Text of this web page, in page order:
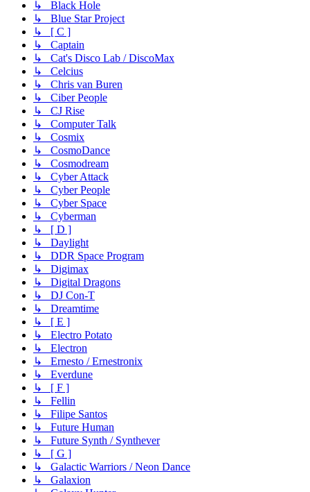
↳ Black Hole
↳ Blue Star Project
↳ [ C ]
↳ Captain
↳ Cat's Disco Lab / DiscoMax
↳ Celcius
↳ Chris van Buren
↳ Ciber People
↳ CJ Rise
↳ Computer Talk
↳ Cosmix
↳ CosmoDance
↳ Cosmodream
↳ Cyber Attack
↳ Cyber People
↳ Cyber Space
↳ Cyberman
↳ [ D ]
↳ Daylight
↳ DDR Space Program
↳ Digimax
↳ Digital Dragons
↳ DJ Con-T
↳ Dreamtime
↳ [ E ]
↳ Electro Potato
↳ Electron
↳ Ernesto / Ernestronix
↳ Everdune
↳ [ F ]
↳ Fellin
↳ Filipe Santos
↳ Future Human
↳ Future Synth / Synthever
↳ [ G ]
↳ Galactic Warriors / Neon Dance
↳ Galaxion